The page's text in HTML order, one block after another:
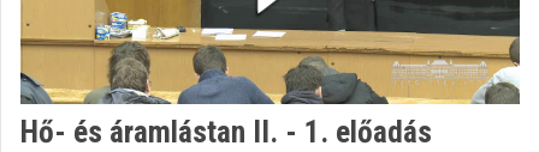
EGYETEM
Intézményi kezdőlap
Bejelentkezés
Hő- és áramlástan II. - 1. előadás